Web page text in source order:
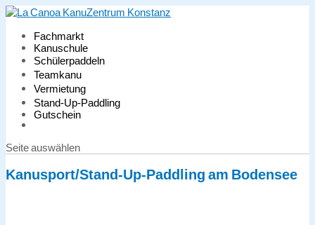
Fachmarkt
Kanuschule
Schülerpaddeln
Teamkanu
Vermietung
Stand-Up-Paddling
Gutschein
Seite auswählen
Kanusport/Stand-Up-Paddling am Bodensee